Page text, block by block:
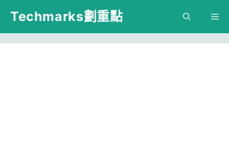
跳
主
Techmarks劃重點